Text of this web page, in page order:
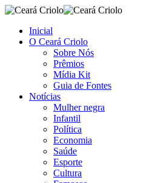
Inicial
O Ceará Criolo
Sobre Nós
Prêmios
Mídia Kit
Guia de Fontes
Notícias
Mulher negra
Infantil
Política
Economia
Saúde
Esporte
Cultura